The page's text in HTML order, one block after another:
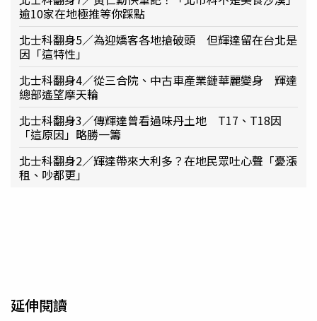
逾10家在地極推等你踩點
北士科翻身5／為迎嬌客各地搶破頭 但輝達留在台北是
因「這特性」
北士科翻身4／從三合院、中古車產業鏈華麗變身 輝達
總部遙望摩天輪
北士科翻身3／傳輝達曾看過味丹土地 T17、T18因
「這原因」略勝一籌
北士科翻身2／輝達帶來大利多？在地民眾吐心聲「憂漲
租、吵都更」
延伸閱讀